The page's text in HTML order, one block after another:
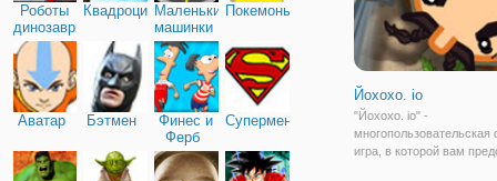
Роботы
динозавры
КвадроциклыМаленькие
машинки
Покемоны
Аватар Бэтмен
Финес и
Ферб
Супермен
Йохохо. io
"Йохохо. io" -
игра, в которой вам